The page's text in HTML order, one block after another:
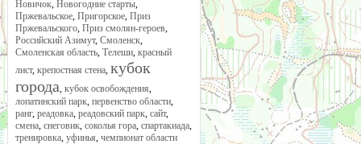
Новичок, Новогодние старты,
Пржевальское, Пригорское, Приз
Пржевальского, Приз смолян-героев,
Российский Азимут, Смоленск,
Смоленская область, Телеши, красный
лист, крепостная стена, кубок
города, кубок освобождения,
лопатинский парк, первенство области,
ранг, реадовка, реадовский парк, сайт,
смена, снеговик, соколья гора, спартакиада,
тренировка, уфинья, чемпионат области